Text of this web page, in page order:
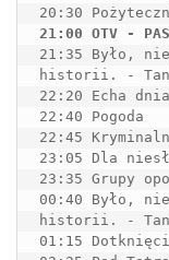
21:35 Było,
historii. -
22:20 Echa dnia
22:40 Pogoda
22:45
23:05 Dla
23:35 Grupy
00:40 Było,
historii. -
01:15